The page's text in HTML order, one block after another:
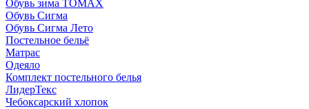
Обувь зима ТОМАХ
Обувь Сигма
Обувь Сигма Лето
Постельное бельё
Матрас
Одеяло
Комплект постельного белья
ЛидерТекс
Чебоксарский хлопок